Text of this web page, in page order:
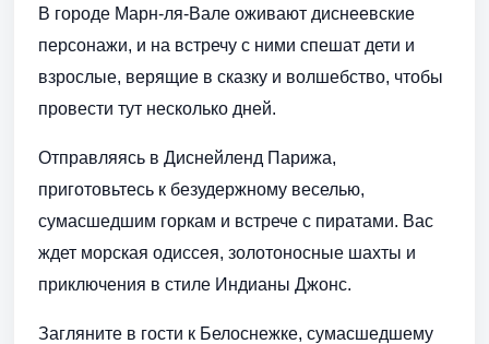
В городе Марн-ля-Вале оживают диснеевские
персонажи, и на встречу с ними спешат дети и
взрослые, верящие в сказку и волшебство, чтобы
провести тут несколько дней.
Отправляясь в Диснейленд Парижа,
приготовьтесь к безудержному веселью,
сумасшедшим горкам и встрече с пиратами. Вас
ждет морская одиссея, золотоносные шахты и
приключения в стиле Индианы Джонс.
Загляните в гости к Белоснежке, сумасшедшему